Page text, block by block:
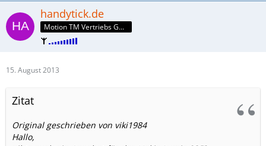
handytick.de
Motion TM Vertriebs GmbH
15. August 2013
Zitat
Original geschrieben von viki1984
Hallo,